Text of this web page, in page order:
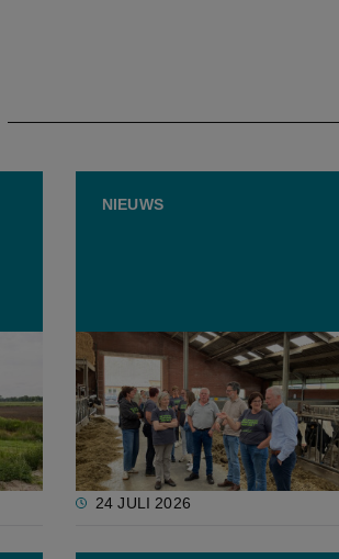
NIEUWS
Intendant bezoekt
in Kalmthout: “Nood aan
haalbare natuurdoelen”
24 JULI 2026